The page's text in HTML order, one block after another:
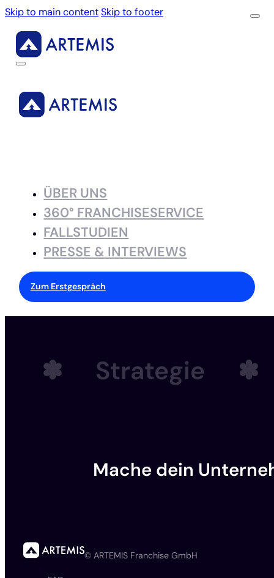
Skip to main contentSkip to footer
ÜBER UNS
360° FRANCHISESERVICE
FALLSTUDIEN
PRESSE & INTERVIEWS
Zum Erstgespräch
✽ Strategie ✽
Mache dein
© ARTEMIS Franchise GmbH